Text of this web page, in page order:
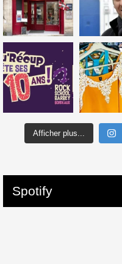
Afficher plus...
Spotify